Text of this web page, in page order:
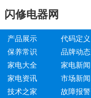
闪修电器网
产品展示 代码定义
保养常识
品牌动态
家电大全
家电新闻
家电资讯
市场新闻
技术之家
故障报警